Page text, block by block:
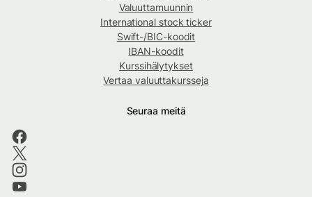
Valuuttamuunnin
International stock ticker
Swift-/BIC-koodit
IBAN-koodit
Kurssihälytykset
Vertaa valuuttakursseja
Seuraa meitä